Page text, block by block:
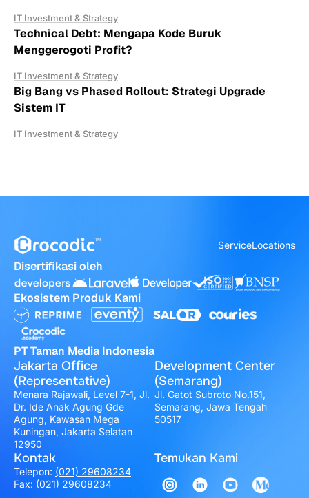
IT Investment & Strategy
Technical Debt: Mengapa Kode Buruk
Menggerogoti Profit?
IT Investment & Strategy
Big Bang vs Phased Rollout: Strategi Upgrade
Sistem IT
IT Investment & Strategy
ServiceLocations
Disertifikasi oleh
Ekosistem Produk Kami
PT Taman Media Indonesia
Jakarta Office
(Representative)
Menara Rajawali, Level 7-1, Jl.
Dr. Ide Anak Agung Gde
Agung, Kawasan Mega
Kuningan, Jakarta Selatan
12950
Development Center
(Semarang)
Jl. Gatot Subroto No.151,
Semarang, Jawa Tengah
50517
Kontak
Telepon: (021) 29608234
Fax: (021) 29608234
Temukan Kami